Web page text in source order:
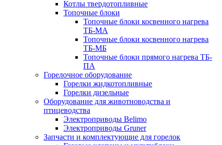
Котлы твердотопливные
Топочные блоки
Топочные блоки косвенного нагрева
ТБ-МА
Топочные блоки косвенного нагрева
ТБ-МБ
Топочные блоки прямого нагрева ТБ-
ПА
Горелочное оборудование
Горелки жидкотопливные
Горелки дизельные
Оборудование для животноводства и
птицеводства
Электроприводы Belimo
Электроприводы Gruner
Запчасти и комплектующие для горелок